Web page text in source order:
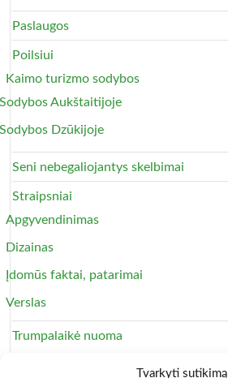
Tvarkyti sutikimą
Paslaugos
Poilsiui
Kaimo turizmo sodybos
Sodybos Aukštaitijoje
Sodybos Dzūkijoje
Seni nebegaliojantys skelbimai
Straipsniai
Apgyvendinimas
Dizainas
Įdomūs faktai, patarimai
Verslas
Trumpalaikė nuoma